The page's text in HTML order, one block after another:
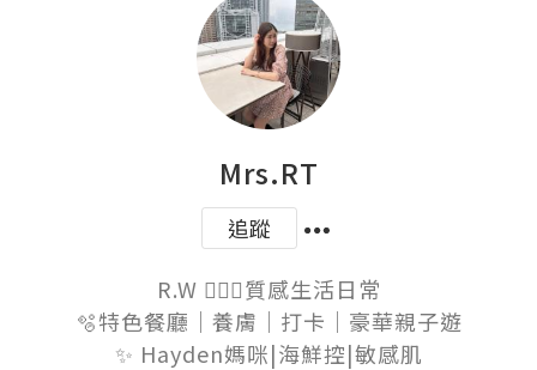
Mrs.RT
追蹤
R.W 👱🏻‍♀️質感生活日常
🫧特色餐廳｜養膚｜打卡｜豪華親子遊
✨ Hayden媽咪|海鮮控|敏感肌